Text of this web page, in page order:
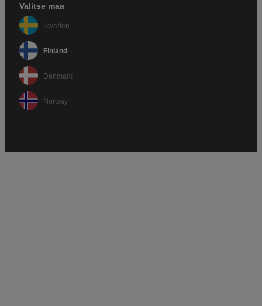
Valitse maa
Sweden
Finland
Denmark
Norway